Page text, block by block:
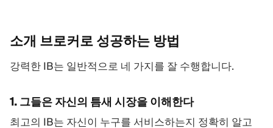
소개 브로커로 성공하는 방법
강력한 IB는 일반적으로 네 가지를 잘 수행합니다.
1. 그들은 자신의 틈새 시장을 이해한다
최고의 IB는 자신이 누구를 서비스하는지 정확히 알고